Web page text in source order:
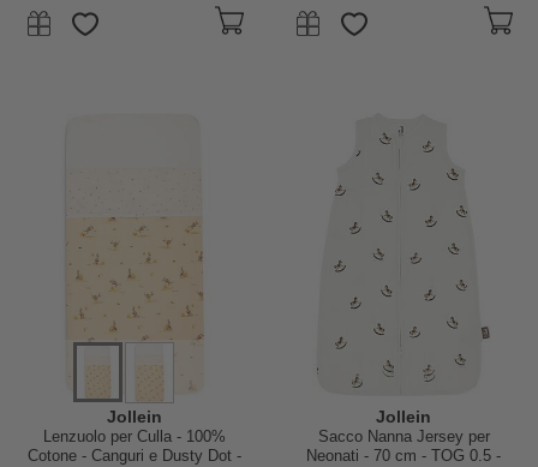
Jollein
Lenzuolo per Culla - 100%
Cotone - Canguri e Dusty Dot -
Jollein
Sacco Nanna Jersey per
Neonati - 70 cm - TOG 0.5 -